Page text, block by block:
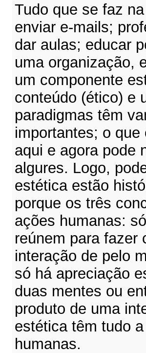
Tudo que se faz
enviar e-mails;
dar aulas; educar
uma organização,
um componente
conteúdo (ético) e
paradigmas têm
importantes; o
aqui e agora pode
algures. Logo,
estética estão
porque os três
ações humanas:
reúnem para fazer
interação de pelo
só há apreciação
duas mentes ou
produto de uma
estética têm tudo
humanas.